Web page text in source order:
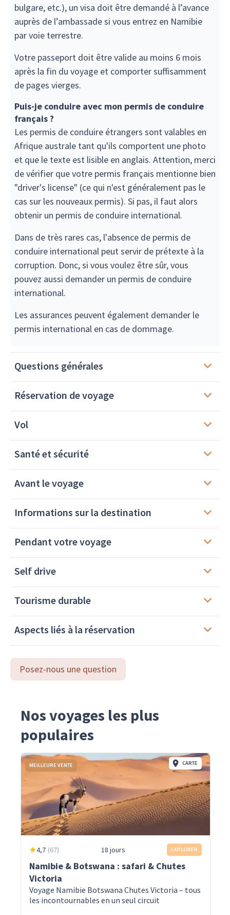
bulgare, etc.), un visa doit être demandé à l’avance
auprès de l’ambassade si vous entrez en Namibie
par voie terrestre.
Votre passeport doit être valide au moins 6 mois
après la fin du voyage et comporter suffisamment
de pages vierges.
Puis-je conduire avec mon permis de conduire
français ?
Les permis de conduire étrangers sont valables en
Afrique australe tant qu'ils comportent une photo
et que le texte est lisible en anglais. Attention, merci
de vérifier que votre permis français mentionne bien
"driver's license" (ce qui n'est généralement pas le
cas sur les nouveaux permis). Si pas, il faut alors
obtenir un permis de conduire international.
Dans de très rares cas, l'absence de permis de
conduire international peut servir de prétexte à la
corruption. Donc, si vous voulez être sûr, vous
pouvez aussi demander un permis de conduire
international.
Les assurances peuvent également demander le
permis international en cas de dommage.
Questions générales
Réservation de voyage
Vol
Santé et sécurité
Avant le voyage
Informations sur la destination
Pendant votre voyage
Self drive
Tourisme durable
Aspects liés à la réservation
Posez-nous une question
Nos voyages les plus
populaires
MEILLEURE VENTE CARTE
4,7 (67) 18 jours EXPLORER
Namibie & Botswana : safari & Chutes
Victoria
Voyage Namibie Botswana Chutes Victoria – tous
les incontournables en un seul circuit